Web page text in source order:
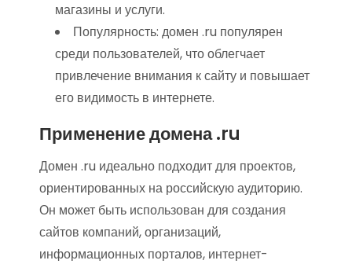
магазины и услуги.
Популярность: домен .ru популярен
среди пользователей, что облегчает
привлечение внимания к сайту и повышает
его видимость в интернете.
Применение домена .ru
Домен .ru идеально подходит для проектов,
ориентированных на российскую аудиторию.
Он может быть использован для создания
сайтов компаний, организаций,
информационных порталов, интернет-